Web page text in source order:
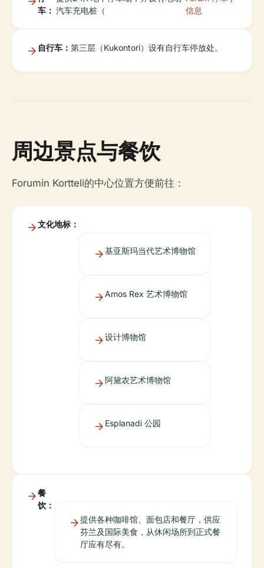
车： 汽车充电桩（
信息
自行车： 第三层（Kukontori）设有自行车停放处。
周边景点与餐饮
Forumin Kortteli的中心位置方便前往：
文化地标：
基亚斯玛当代艺术博物馆
Amos Rex 艺术博物馆
设计博物馆
阿黛农艺术博物馆
Esplanadi 公园
餐
饮：
提供各种咖啡馆、面包店和餐厅，供应
芬兰及国际美食，从休闲场所到正式餐
厅应有尽有。